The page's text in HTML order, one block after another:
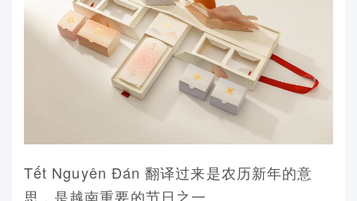
Tết Nguyên Đán 翻译过来是农历新年的意
思，是越南重要的节日之一。